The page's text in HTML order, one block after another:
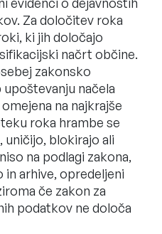
Za določitev roka
ki jih določajo
načrt občine.
zakonsko
načela
na najkrajše
roka hrambe se
blokirajo ali
na podlagi zakona,
in arhive, opredeljeni
če zakon za
podatkov ne določa